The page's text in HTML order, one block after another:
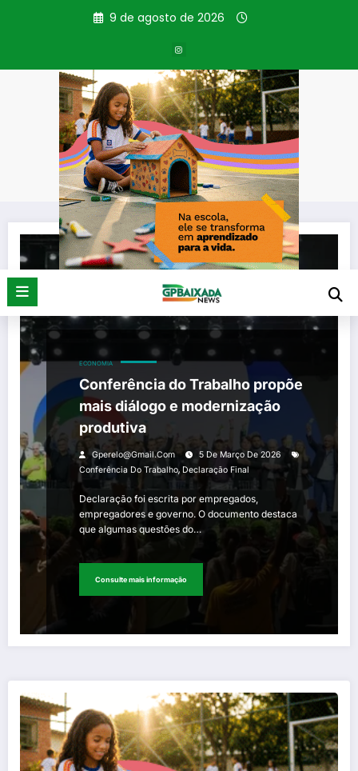
9 de agosto de 2026
Tag: declaração final
Página inicial declaração final
ECONOMIA
Conferência do Trabalho propõe
mais diálogo e modernização
produtiva
Gperelo@gmail.com
5 De Março De 2026
Conferência Do Trabalho, Declaração Final
Declaração foi escrita por empregados,
empregadores e governo. O documento destaca
que algumas questões do…
Consulte mais informação